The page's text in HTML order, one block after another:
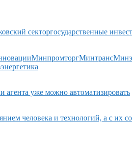
секторгосударственные
МинпромторгМинтранс
энергетика
агента уже можно автоматизировать
человека и технологий, а с их